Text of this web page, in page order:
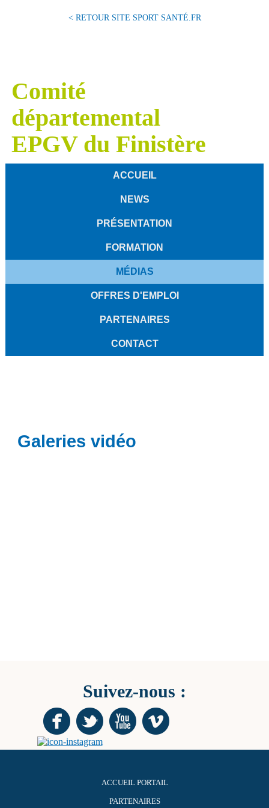
< RETOUR SITE SPORT SANTÉ.FR
Comité
départemental
EPGV du Finistère
ACCUEIL
NEWS
PRÉSENTATION
FORMATION
MÉDIAS
OFFRES D'EMPLOI
PARTENAIRES
CONTACT
Galeries vidéo
Suivez-nous :
ACCUEIL PORTAIL
PARTENAIRES